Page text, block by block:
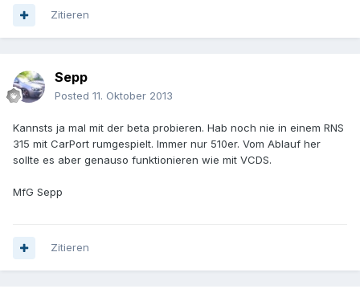
Zitieren
Sepp
Posted 11. Oktober 2013
Kannsts ja mal mit der beta probieren. Hab noch nie in einem RNS
315 mit CarPort rumgespielt. Immer nur 510er. Vom Ablauf her
sollte es aber genauso funktionieren wie mit VCDS.
MfG Sepp
Zitieren